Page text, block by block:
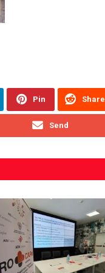
Pin Share
Send